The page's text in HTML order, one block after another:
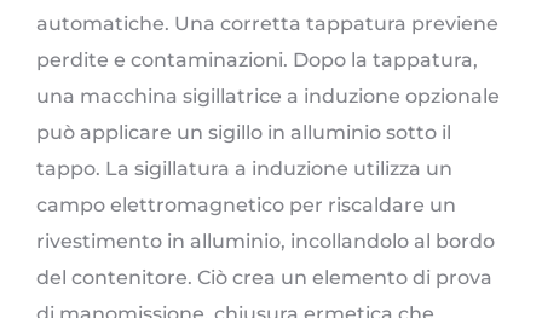
automatiche. Una corretta tappatura previene
perdite e contaminazioni. Dopo la tappatura,
una macchina sigillatrice a induzione opzionale
può applicare un sigillo in alluminio sotto il
tappo. La sigillatura a induzione utilizza un
campo elettromagnetico per riscaldare un
rivestimento in alluminio, incollandolo al bordo
del contenitore. Ciò crea un elemento di prova